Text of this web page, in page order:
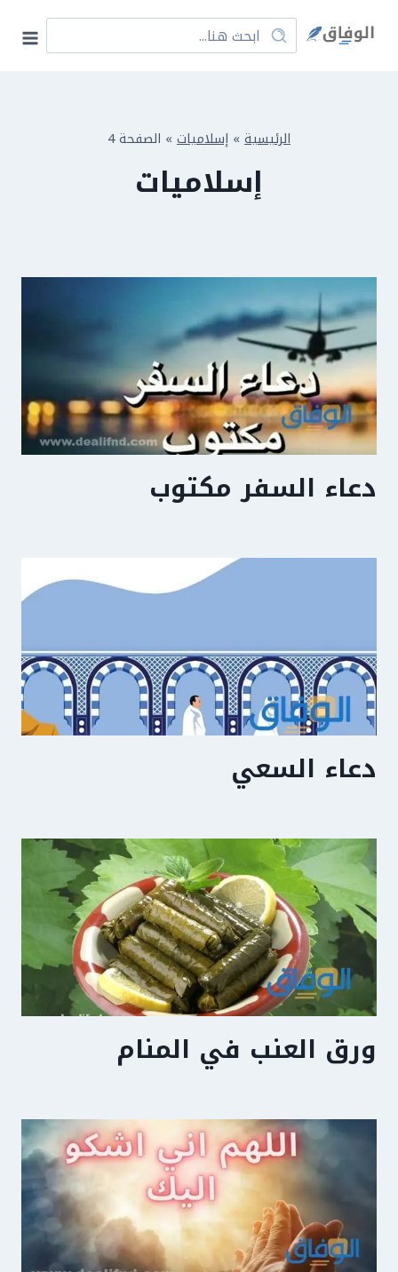
الرئيسية » إسلاميات » الصفحة 4
إسلاميات
دعاء السفر مكتوب
دعاء السعي
ورق العنب في المنام